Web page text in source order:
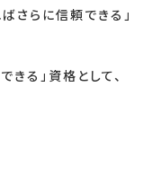
さらに信頼できる」
きる」資格として、